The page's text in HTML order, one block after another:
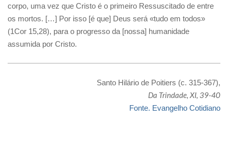
corpo, uma vez que Cristo é o primeiro Ressuscitado de entre
os mortos. […] Por isso [é que] Deus será «tudo em todos»
(1Cor 15,28), para o progresso da [nossa] humanidade
assumida por Cristo.
Santo Hilário de Poitiers (c. 315-367),
Da Trindade, XI, 39-40
Fonte. Evangelho Cotidiano